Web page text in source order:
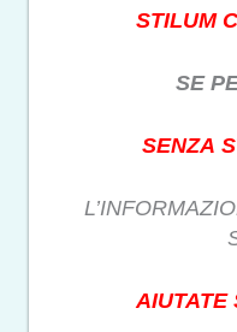
STILUM
SE
SENZA
AIUTATE